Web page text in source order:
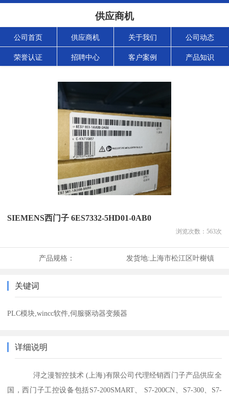
供应商机
公司首页 供应商机 关于我们 公司动态
荣誉认证 招聘中心 客户案例 产品知识
SIEMENS西门子 6ES7332-5HD01-0AB0
浏览次数： 563次
产品规格： 发货地: 上海市松江区叶榭镇
关键词
PLC模块,wincc软件,伺服驱动器变频器
详细说明
浔之漫智控技术 (上海)有限公司代理经销西门子产品供应全
国，西门子工控设备包括S7-200SMART、 S7-200CN、S7-300、S7-